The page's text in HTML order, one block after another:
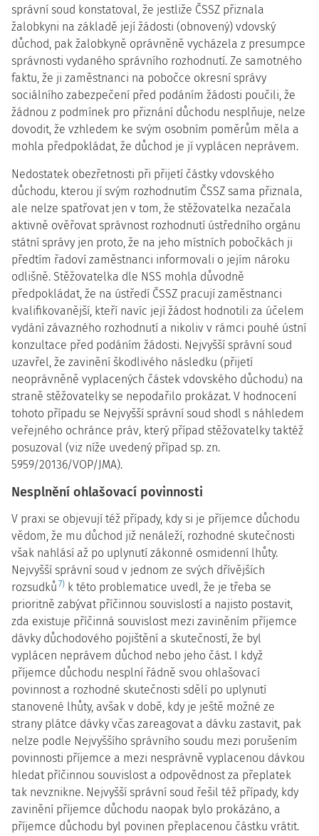
správní soud konstatoval, že jestliže ČSSZ přiznala
žalobkyni na základě její žádosti (obnovený) vdovský
důchod, pak žalobkyně oprávněně vycházela z presumpce
správnosti vydaného správního rozhodnutí. Ze samotného
faktu, že ji zaměstnanci na pobočce okresní správy
sociálního zabezpečení před podáním žádosti poučili, že
žádnou z podmínek pro přiznání důchodu nesplňuje, nelze
dovodit, že vzhledem ke svým osobním poměrům měla a
mohla předpokládat, že důchod je jí vyplácen neprávem.
Nedostatek obezřetnosti při přijetí částky vdovského
důchodu, kterou jí svým rozhodnutím ČSSZ sama přiznala,
ale nelze spatřovat jen v tom, že stěžovatelka nezačala
aktivně ověřovat správnost rozhodnutí ústředního orgánu
státní správy jen proto, že na jeho místních pobočkách ji
předtím řadoví zaměstnanci informovali o jejím nároku
odlišně. Stěžovatelka dle NSS mohla důvodně
předpokládat, že na ústředí ČSSZ pracují zaměstnanci
kvalifikovanější, kteří navíc její žádost hodnotili za účelem
vydání závazného rozhodnutí a nikoliv v rámci pouhé ústní
konzultace před podáním žádosti. Nejvyšší správní soud
uzavřel, že zavinění škodlivého následku (přijetí
neoprávněně vyplacených částek vdovského důchodu) na
straně stěžovatelky se nepodařilo prokázat. V hodnocení
tohoto případu se Nejvyšší správní soud shodl s náhledem
veřejného ochránce práv, který případ stěžovatelky taktéž
posuzoval (viz níže uvedený případ sp. zn.
5959/20136/VOP/JMA).
Nesplnění ohlašovací povinnosti
V praxi se objevují též případy, kdy si je příjemce důchodu
vědom, že mu důchod již nenáleží, rozhodné skutečnosti
však nahlásí až po uplynutí zákonné osmidenní lhůty.
Nejvyšší správní soud v jednom ze svých dřívějších
rozsudků 7) k této problematice uvedl, že je třeba se
prioritně zabývat příčinnou souvislostí a najisto postavit,
zda existuje příčinná souvislost mezi zaviněním příjemce
dávky důchodového pojištění a skutečností, že byl
vyplácen neprávem důchod nebo jeho část. I když
příjemce důchodu nesplní řádně svou ohlašovací
povinnost a rozhodné skutečnosti sdělí po uplynutí
stanovené lhůty, avšak v době, kdy je ještě možné ze
strany plátce dávky včas zareagovat a dávku zastavit, pak
nelze podle Nejvyššího správního soudu mezi porušením
povinnosti příjemce a mezi nesprávně vyplacenou dávkou
hledat příčinnou souvislost a odpovědnost za přeplatek
tak nevznikne. Nejvyšší správní soud řešil též případy, kdy
zavinění příjemce důchodu naopak bylo prokázáno, a
příjemce důchodu byl povinen přeplacenou částku vrátit.